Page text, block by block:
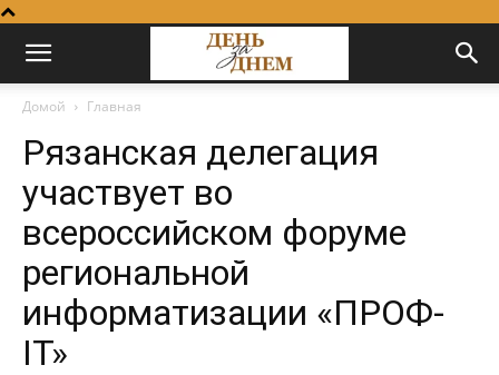
Домой Главная
Рязанская делегация
участвует во
всероссийском форуме
региональной
информатизации «ПРОФ-
IT»